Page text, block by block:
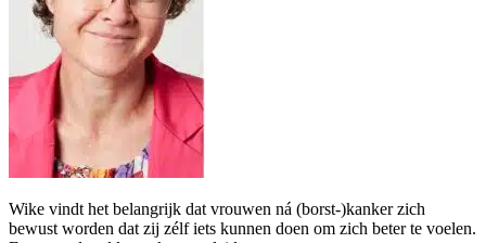
Wike vindt het belangrijk dat vrouwen ná (borst-)kanker zich
bewust worden dat zij zélf iets kunnen doen om zich beter te voelen.